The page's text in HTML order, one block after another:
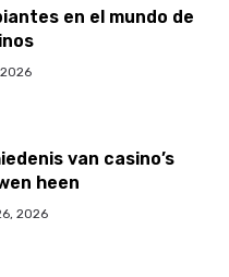
en el mundo de
van casino’s
heen
2026